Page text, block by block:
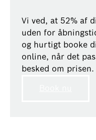
Vi ved, at 52% af
uden for
og hurtigt booke
online, når det
besked om prisen.